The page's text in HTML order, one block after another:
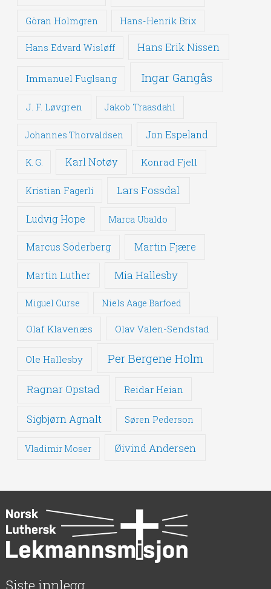
Göran Holmgren Hans-Henrik Brix
Hans Edvard Wisløff Hans Erik Nissen
Immanuel Fuglsang Ingar Gangås
J. F. Løvgren Jakob Traasdahl
Johannes Thorvaldsen Jon Espeland
K. G. Karl Notøy Konrad Fjell
Kristian Fagerli Lars Fossdal
Ludvig Hope Marca Ubaldo
Marcus Söderberg Martin Fjære
Martin Luther Mia Hallesby
Miguel Curse Niels Aage Barfoed
Olaf Klavenæs Olav Valen-Sendstad
Ole Hallesby Per Bergene Holm
Ragnar Opstad Reidar Heian
Sigbjørn Agnalt Søren Pederson
Vladimir Moser Øivind Andersen
Siste innlegg